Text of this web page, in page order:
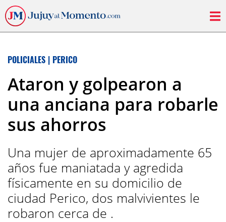
POLICIALES | PERICO
Ataron y golpearon a
una anciana para robarle
sus ahorros
Una mujer de aproximadamente 65
años fue maniatada y agredida
físicamente en su domicilio de
ciudad Perico, dos malvivientes le
robaron cerca de .